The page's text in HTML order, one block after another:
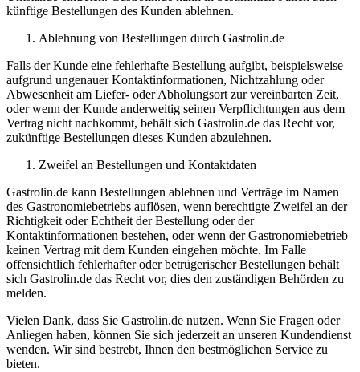
künftige Bestellungen des Kunden ablehnen.
Ablehnung von Bestellungen durch Gastrolin.de
Falls der Kunde eine fehlerhafte Bestellung aufgibt, beispielsweise
aufgrund ungenauer Kontaktinformationen, Nichtzahlung oder
Abwesenheit am Liefer- oder Abholungsort zur vereinbarten Zeit,
oder wenn der Kunde anderweitig seinen Verpflichtungen aus dem
Vertrag nicht nachkommt, behält sich Gastrolin.de das Recht vor,
zukünftige Bestellungen dieses Kunden abzulehnen.
Zweifel an Bestellungen und Kontaktdaten
Gastrolin.de kann Bestellungen ablehnen und Verträge im Namen
des Gastronomiebetriebs auflösen, wenn berechtigte Zweifel an der
Richtigkeit oder Echtheit der Bestellung oder der
Kontaktinformationen bestehen, oder wenn der Gastronomiebetrieb
keinen Vertrag mit dem Kunden eingehen möchte. Im Falle
offensichtlich fehlerhafter oder betrügerischer Bestellungen behält
sich Gastrolin.de das Recht vor, dies den zuständigen Behörden zu
melden.
Vielen Dank, dass Sie Gastrolin.de nutzen. Wenn Sie Fragen oder
Anliegen haben, können Sie sich jederzeit an unseren Kundendienst
wenden. Wir sind bestrebt, Ihnen den bestmöglichen Service zu
bieten.